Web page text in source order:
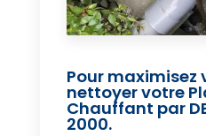
Pour maximisez
nettoyer votre
Chauffant par
2000.